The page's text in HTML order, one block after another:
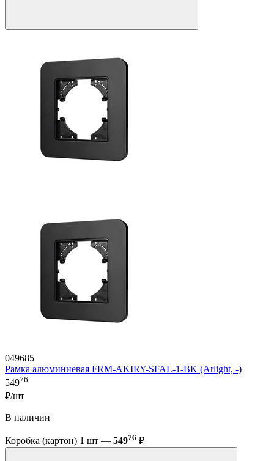
049685
Рамка алюминиевая FRM-AKIRY-SFAL-1-BK (Arlight, -)
54976
₽/шт
В наличии
Коробка (картон) 1 шт — 54976 ₽